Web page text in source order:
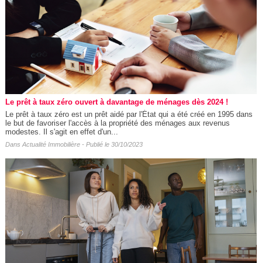
Le prêt à taux zéro ouvert à davantage de ménages dès 2024 !
Le prêt à taux zéro est un prêt aidé par l'État qui a été créé en 1995 dans
le but de favoriser l'accès à la propriété des ménages aux revenus
modestes. Il s'agit en effet d'un...
Dans Actualité Immobilière- Publié le 30/10/2023